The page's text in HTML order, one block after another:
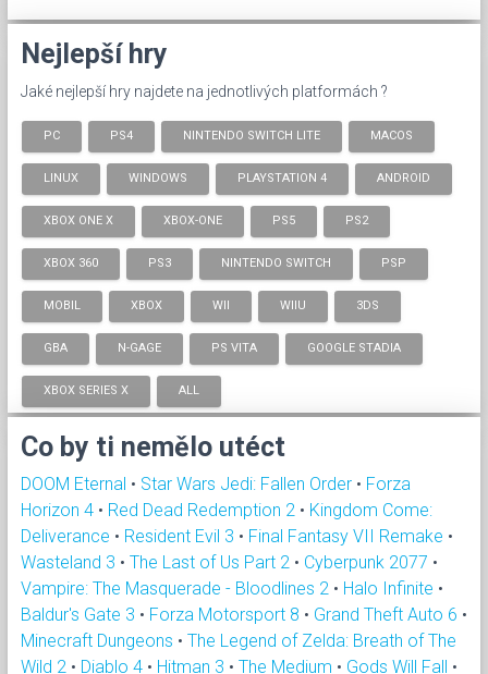
Nejlepší hry
Jaké nejlepší hry najdete na jednotlivých platformách ?
PC PS4 NINTENDO SWITCH LITE MACOS
LINUX WINDOWS PLAYSTATION 4 ANDROID
XBOX ONE X XBOX-ONE PS5 PS2
XBOX 360 PS3 NINTENDO SWITCH PSP
MOBIL XBOX WII WIIU 3DS
GBA N-GAGE PS VITA GOOGLE STADIA
XBOX SERIES X ALL
Co by ti nemělo utéct
DOOM Eternal • Star Wars Jedi: Fallen Order • Forza
Horizon 4 • Red Dead Redemption 2 • Kingdom Come:
Deliverance • Resident Evil 3 • Final Fantasy VII Remake •
Wasteland 3 • The Last of Us Part 2 • Cyberpunk 2077 •
Vampire: The Masquerade - Bloodlines 2 • Halo Infinite •
Baldur's Gate 3 • Forza Motorsport 8 • Grand Theft Auto 6 •
Minecraft Dungeons • The Legend of Zelda: Breath of The
Wild 2 • Diablo 4 • Hitman 3 • The Medium • Gods Will Fall •